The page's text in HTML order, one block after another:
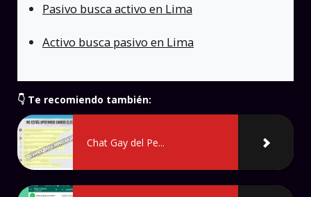
Pasivo busca activo en Lima
Activo busca pasivo en Lima
👇 Te recomiendo también:
Chat Gay del Pe...